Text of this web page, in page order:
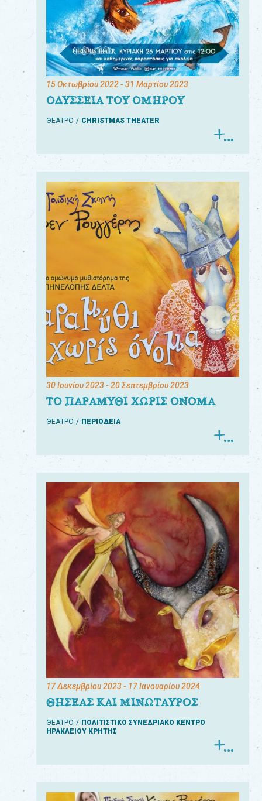
15 Οκτωβρίου 2022- 31 Μαρτίου 2023
ΟΔΥΣΣΕΙΑ ΤΟΥ ΟΜΗΡΟΥ
ΘΕΑΤΡΟ CHRISTMAS THEATER
30 Ιουνίου 2023- 20 Σεπτεμβρίου 2023
ΤΟ ΠΑΡΑΜΥΘΙ ΧΩΡΙΣ ΟΝΟΜΑ
ΘΕΑΤΡΟ ΠΕΡΙΟΔΕΙΑ
17 Δεκεμβρίου 2023- 17 Ιανουαρίου 2024
ΘΗΣΕΑΣ ΚΑΙ ΜΙΝΩΤΑΥΡΟΣ
ΘΕΑΤΡΟ
ΠΟΛΙΤΙΣΤΙΚΟ ΣΥΝΕΔΡΙΑΚΟ ΚΕΝΤΡΟ
ΗΡΑΚΛΕΙΟΥ ΚΡΗΤΗΣ